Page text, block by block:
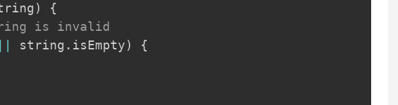
)
{
is invalid
string . isEmpty)
{